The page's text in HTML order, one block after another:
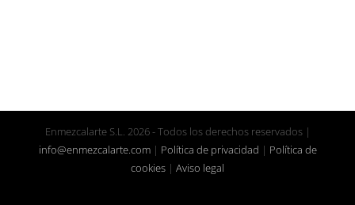
Enmezcalarte S.L. 2026 - Todos los derechos reservados |
info@enmezcalarte.com| Política de privacidad | Política de
cookies | Aviso legal